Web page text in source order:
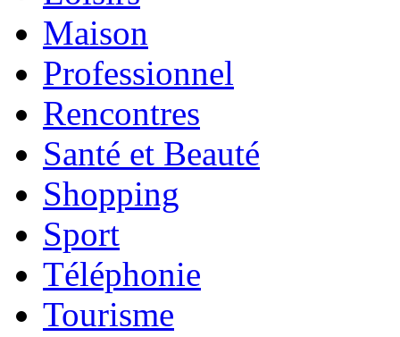
Maison
Professionnel
Rencontres
Santé et Beauté
Shopping
Sport
Téléphonie
Tourisme